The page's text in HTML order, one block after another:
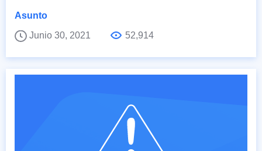
Asunto
Junio 30, 2021
52,914